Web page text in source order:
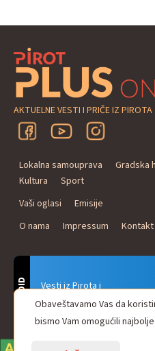
AKTUELNE VESTI I PRIČE IZ PIROTA
Lokalna samouprava Gradska
Kultura
Sport
Vaši oglasi
Emisije
O nama
Impressum Kontakt
Vesti iz Pirota i
Naxi Plus Radio
Uvek u Vašem džepu!
ANDROID Obaveštavamo Vas da
bismo Vam omogućili